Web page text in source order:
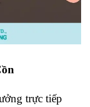
trực tiếp